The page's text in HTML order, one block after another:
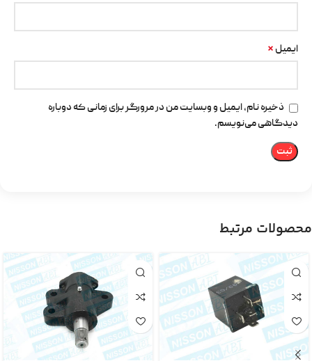
ایمیل *
ذخیره نام، ایمیل و وبسایت من در مرورگر برای زمانی که دوباره
دیدگاهی می‌نویسم.
محصولات مرتبط